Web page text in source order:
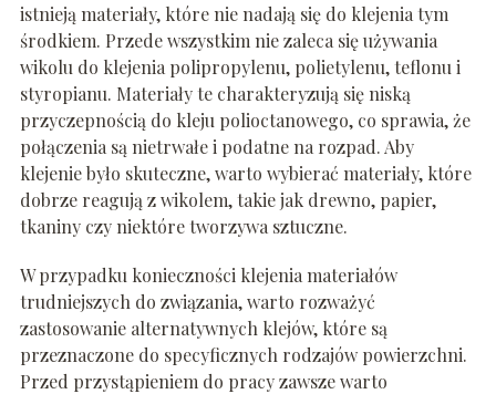
istnieją materiały, które nie nadają się do klejenia tym
środkiem. Przede wszystkim nie zaleca się używania
wikolu do klejenia polipropylenu, polietylenu, teflonu i
styropianu. Materiały te charakteryzują się niską
przyczepnością do kleju polioctanowego, co sprawia, że
połączenia są nietrwałe i podatne na rozpad. Aby
klejenie było skuteczne, warto wybierać materiały, które
dobrze reagują z wikolem, takie jak drewno, papier,
tkaniny czy niektóre tworzywa sztuczne.
W przypadku konieczności klejenia materiałów
trudniejszych do związania, warto rozważyć
zastosowanie alternatywnych klejów, które są
przeznaczone do specyficznych rodzajów powierzchni.
Przed przystąpieniem do pracy zawsze warto